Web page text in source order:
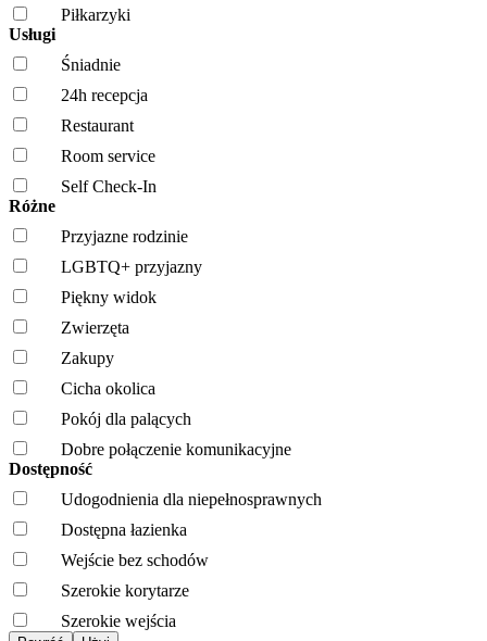
Piłkarzyki
Usługi
Śniadnie
24h recepcja
Restaurant
Room service
Self Check-In
Różne
Przyjazne rodzinie
LGBTQ+ przyjazny
Piękny widok
Zwierzęta
Zakupy
Cicha okolica
Pokój dla palących
Dobre połączenie komunikacyjne
Dostępność
Udogodnienia dla niepełnosprawnych
Dostępna łazienka
Wejście bez schodów
Szerokie korytarze
Szerokie wejścia